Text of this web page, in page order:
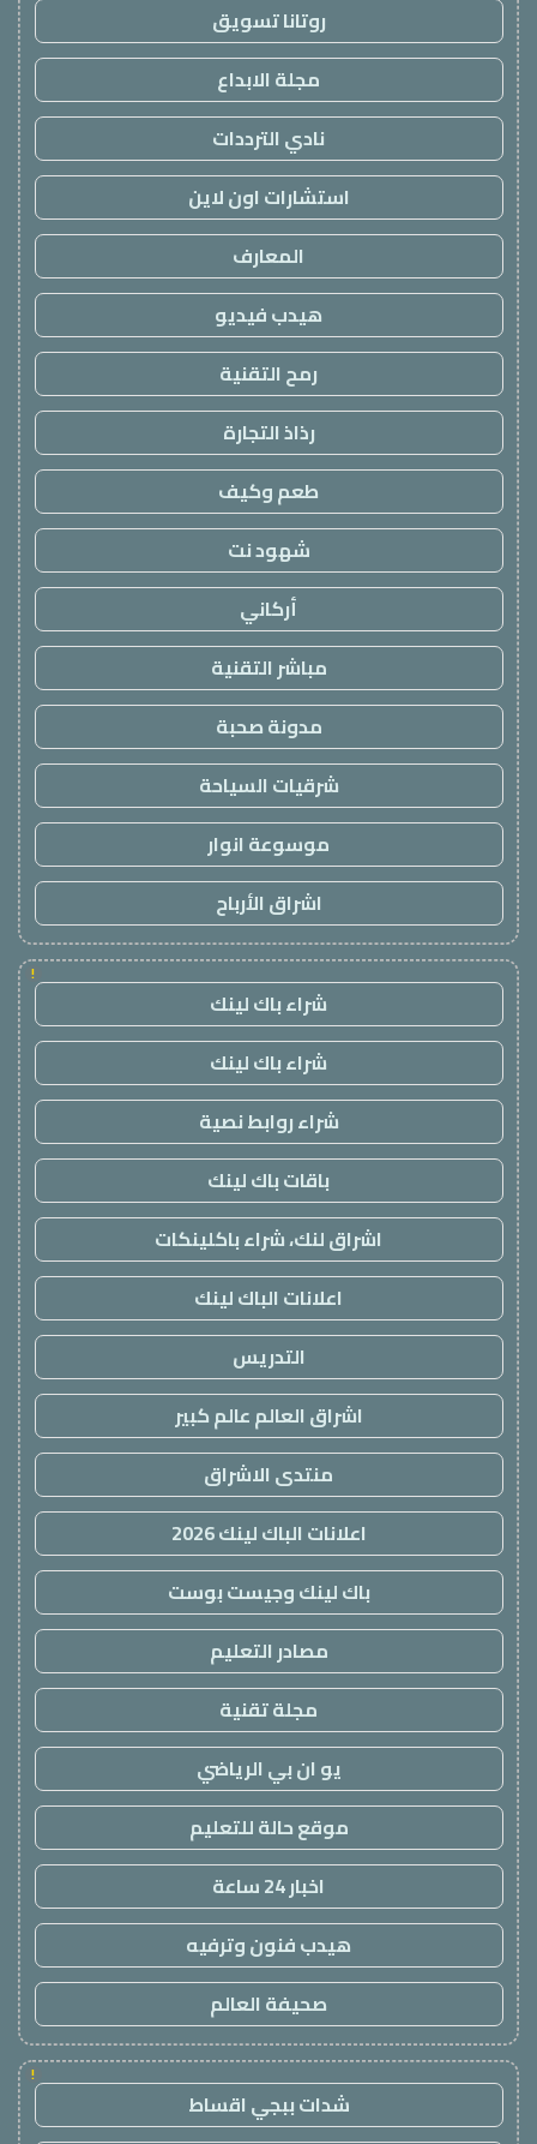
روتانا تسويق
مجلة الابداع
نادي الترددات
استشارات اون لاين
المعارف
هيدب فيديو
رمح التقنية
رذاذ التجارة
طعم وكيف
شهود نت
أركاني
مباشر التقنية
مدونة صحبة
شرقيات السياحة
موسوعة انوار
اشراق الأرباح
!
شراء باك لينك
شراء باك لينك
شراء روابط نصية
باقات باك لينك
اشراق لنك، شراء باكلينكات
اعلانات الباك لينك
التدريس
اشراق العالم عالم كبير
منتدى الاشراق
اعلانات الباك لينك 2026
باك لينك وجيست بوست
مصادر التعليم
مجلة تقنية
يو ان بي الرياضي
موقع حالة للتعليم
اخبار 24 ساعة
هيدب فنون وترفيه
صحيفة العالم
!
شدات ببجي اقساط